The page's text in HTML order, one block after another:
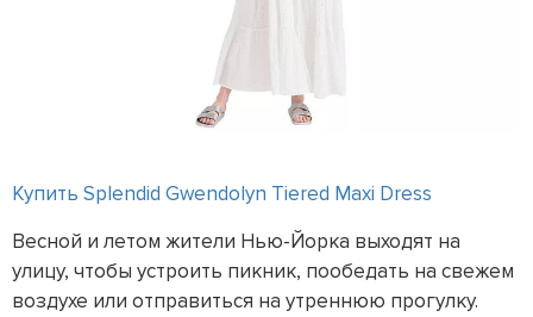
Купить Splendid Gwendolyn Tiered Maxi Dress
Весной и летом жители Нью-Йорка выходят на
улицу, чтобы устроить пикник, пообедать на свежем
воздухе или отправиться на утреннюю прогулку.